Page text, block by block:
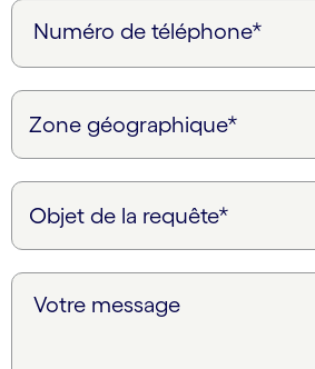
Numéro de téléphone*
Votre message